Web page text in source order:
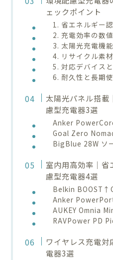
ェックポイント
1. 省エネルギー
2. 充電効率の数
3. 太陽光充電機
4. リサイクル素
5. 対応デバイス
6. 耐久性と長期
太陽光パネル搭載
慮型充電器3選
Anker
Goal Zero
BigBlue 28W ソ
室内用高効率｜省
慮型充電器4選
Belkin
Anker
AUKEY Omnia
RAVPower PD
ワイヤレス充電
電器3選